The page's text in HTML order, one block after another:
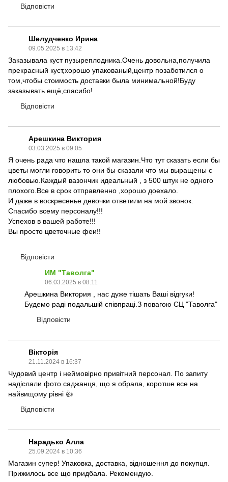
Відповісти
Шелудченко Ирина
09.05.2025 в 13:42
Заказывала куст пузыреплодника.Очень довольна,получила
прекрасный куст,хорошо упакованый,центр позаботился о
том,чтобы стоимость доставки была минимальной!Буду
заказывать ещё,спасибо!
Відповісти
Арешкина Виктория
03.03.2025 в 09:05
Я очень рада что нашла такой магазин.Что тут сказать если бы
цветы могли говорить то они бы сказали что мы выращены с
любовью.Каждый вазончик идеальный , з 500 штук не одного
плохого.Все в срок отправленно ,хорошо доехало.
И даже в воскресенье девочки ответили на мой звонок.
Спасибо всему персоналу!!!
Успехов в вашей работе!!!
Вы просто цветочные феи!!
Відповісти
ИМ "Таволга"
06.03.2025 в 08:11
Арешкина Виктория , нас дуже тішать Ваші відгуки!
Будемо раді подальшій співпраці.З повагою СЦ "Таволга"
Відповісти
Вікторія
21.11.2024 в 16:37
Чудовий центр і неймовірно привітний персонал. По запиту
надіслали фото саджанця, що я обрала, коротше все на
найвищому рівні 👍
Відповісти
Нарадько Алла
25.09.2024 в 10:36
Магазин супер! Упаковка, доставка, відношення до покупця.
Прижилось все що придбала. Рекомендую.